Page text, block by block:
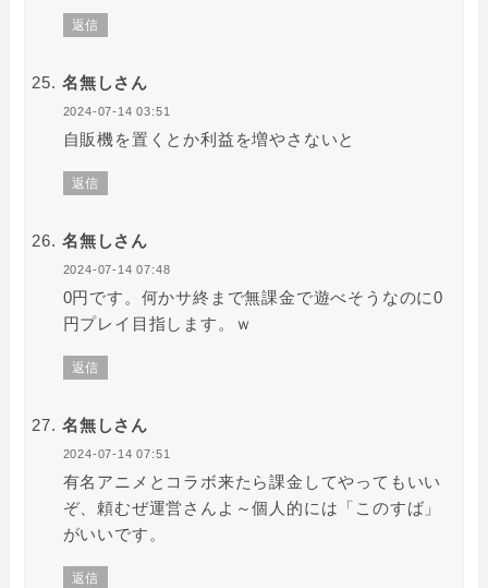
返信
名無しさん
2024-07-14 03:51
自販機を置くとか利益を増やさないと
返信
名無しさん
2024-07-14 07:48
0円です。何かサ終まで無課金で遊べそうなのに0
円プレイ目指します。ｗ
返信
名無しさん
2024-07-14 07:51
有名アニメとコラボ来たら課金してやってもいい
ぞ、頼むぜ運営さんよ～個人的には「このすば」
がいいです。
返信